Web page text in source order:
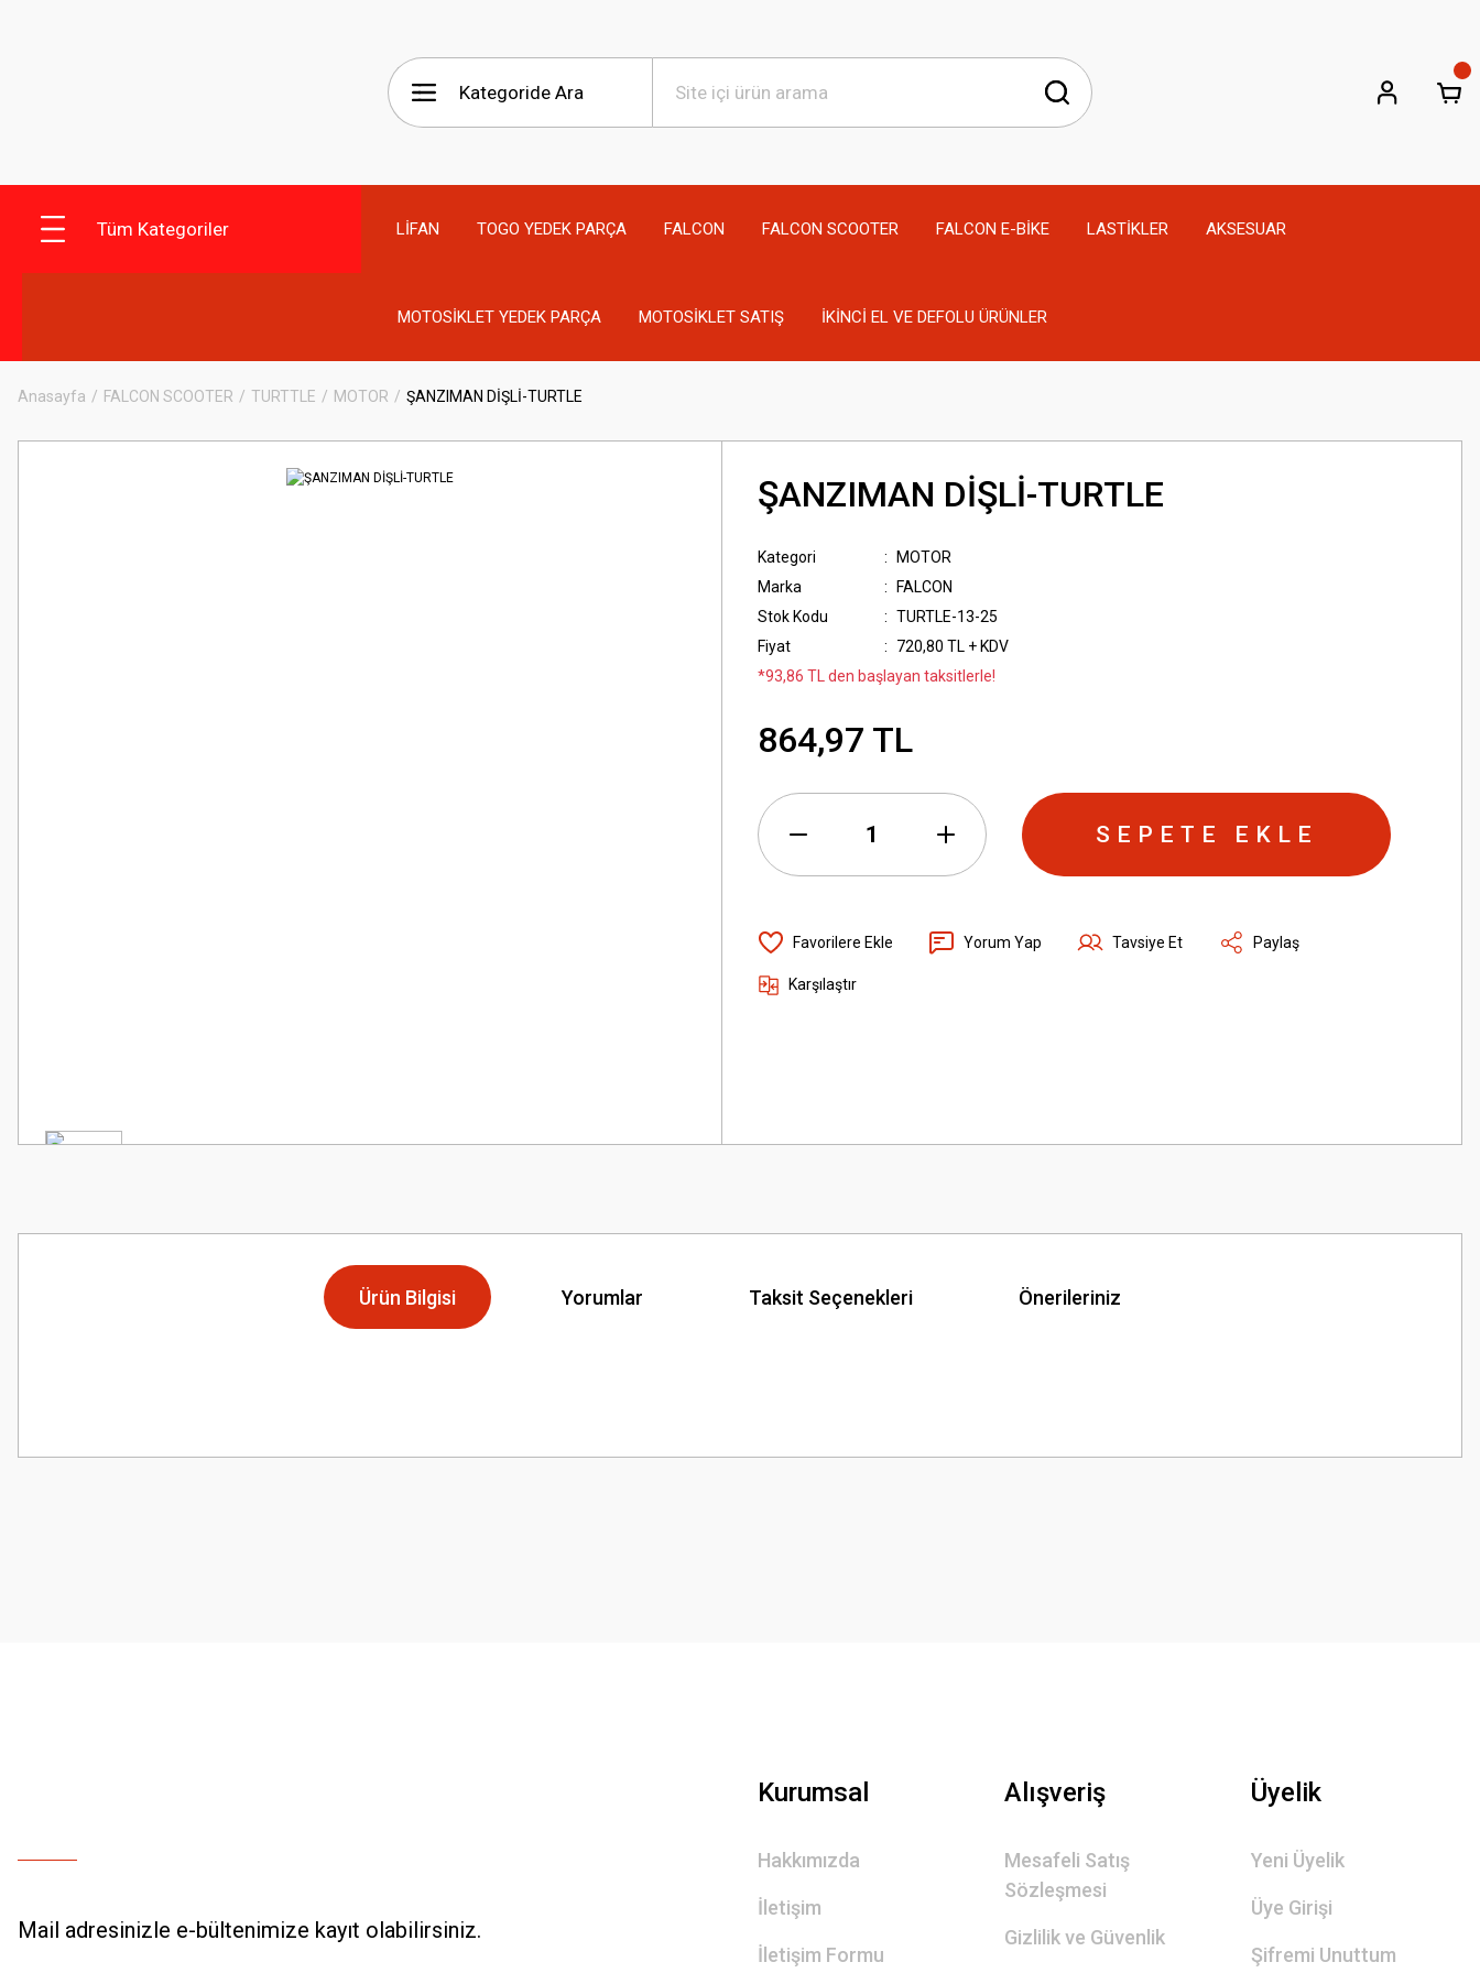
Tüm Kategoriler LİFAN TOGO YEDEK PARÇA FALCON FALCON SCOOTER FALCON E-BİKE LASTİKLER AKSESUAR
MOTOSİKLET YEDEK PARÇA MOTOSİKLET SATIŞ İKİNCİ EL VE DEFOLU ÜRÜNLER
Anasayfa FALCON SCOOTER TURTTLE MOTOR ŞANZIMAN DİŞLİ-TURTLE
ŞANZIMAN DİŞLİ-TURTLE
Kategori
MOTOR
Marka
FALCON
Stok Kodu
TURTLE-13-25
Fiyat
720,80 TL + KDV
*93,86 TL den başlayan taksitlerle!
864,97 TL
SEPETE EKLE
Yorum Yap Tavsiye Et Paylaş
Karşılaştır
Ürün Bilgisi Yorumlar Taksit Seçenekleri Önerileriniz
Görüş ve önerileriniz için teşekkür ederiz.
Mail adresinizle e-bültenimize kayıt olabilirsiniz.
Kurumsal
Hakkımızda
İletişim
İletişim Formu
Alışveriş
Mesafeli Satış
Sözleşmesi
Gizlilik ve Güvenlik
Üyelik
Yeni Üyelik
Üye Girişi
Şifremi Unuttum